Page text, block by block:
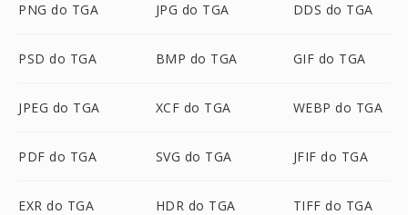
PNG do TGA JPG do TGA DDS do TGA
PSD do TGA BMP do TGA GIF do TGA
JPEG do TGA XCF do TGA WEBP do TGA
PDF do TGA SVG do TGA JFIF do TGA
EXR do TGA HDR do TGA TIFF do TGA